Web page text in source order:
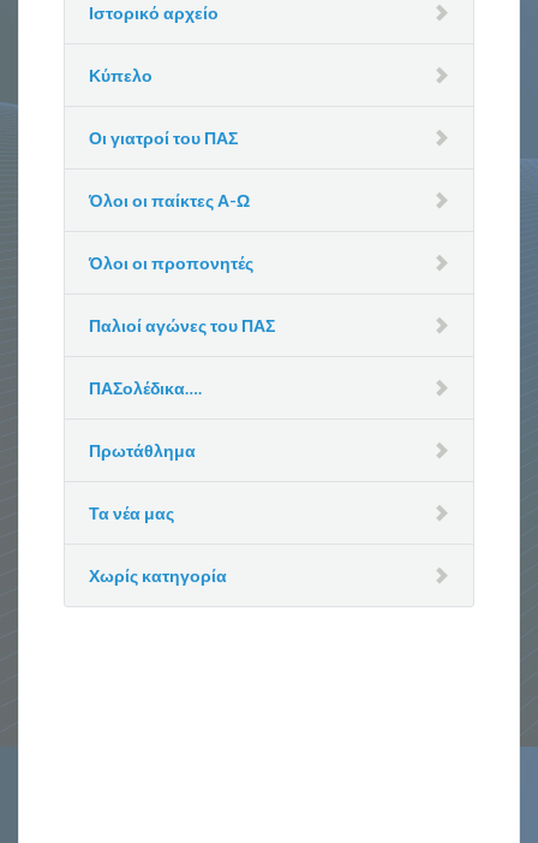
Ιστορικό αρχείο
Κύπελο
Οι γιατροί του ΠΑΣ
Όλοι οι παίκτες Α-Ω
Όλοι οι προπονητές
Παλιοί αγώνες του ΠΑΣ
ΠΑΣολέδικα….
Πρωτάθλημα
Τα νέα μας
Χωρίς κατηγορία